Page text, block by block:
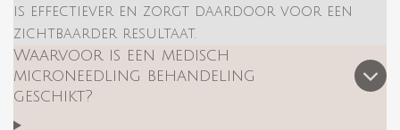
is effectiever en zorgt daardoor voor een
zichtbaarder resultaat.
Waarvoor is een medisch
microneedling behandeling
geschikt?